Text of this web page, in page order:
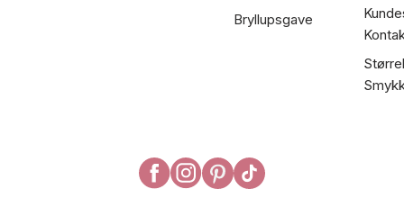
Bryllupsgave